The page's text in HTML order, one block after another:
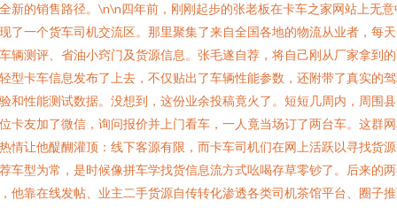
新的销售路径。\n\n四年前，刚刚起步的张老板在卡车之家网站上无意
了一个货车司机交流区。那里聚集了来自全国各地的物流从业者，每
辆测评、省油小窍门及货源信息。张毛遂自荐，将自己刚从厂家拿到
型卡车信息发布了上去，不仅贴出了车辆性能参数，还附带了真实的
和性能测试数据。没想到，这份业余投稿竟火了。短短几周内，周围
卡友加了微信，询问报价并上门看车，一人竟当场订了两台车。这群
情让他醍醐灌顶：线下客源有限，而卡车司机们在网上活跃以寻找货
车型为常，是时候像拼车学找货信息流方式吆喝存草零钞了。后来的
他靠在线发帖、业主二手货源自传转化渗透各类司机茶馆平台、圈子